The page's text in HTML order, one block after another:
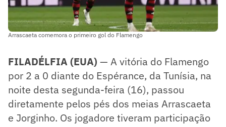
Arrascaeta comemora o primeiro gol do Flamengo
FILADÉLFIA (EUA) — A vitória do Flamengo
por 2 a 0 diante do Espérance, da Tunísia, na
noite desta segunda-feira (16), passou
diretamente pelos pés dos meias Arrascaeta
e Jorginho. Os jogadore tiveram participação